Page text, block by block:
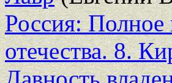
Россия: Полное
отечества. 8.